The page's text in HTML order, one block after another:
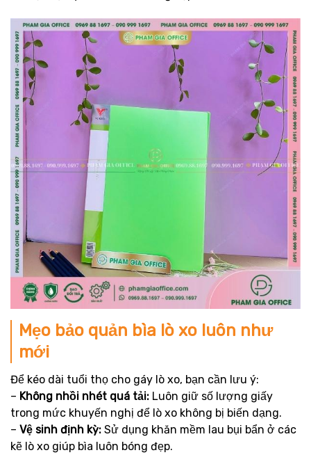
Mẹo bảo quản bìa lò xo luôn như
mới
Để kéo dài tuổi thọ cho gáy lò xo, bạn cần lưu ý:
– Không nhồi nhét quá tải: Luôn giữ số lượng giấy
trong mức khuyến nghị để lò xo không bị biến dạng.
– Vệ sinh định kỳ: Sử dụng khăn mềm lau bụi bẩn ở các
kẽ lò xo giúp bìa luôn bóng đẹp.